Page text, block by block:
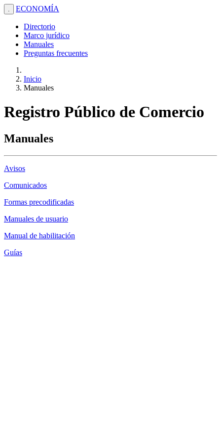
. ECONOMÍA
Directorio
Marco jurídico
Manuales
Preguntas frecuentes
Inicio
Manuales
Registro Público de Comercio
Manuales
Avisos
Comunicados
Formas precodificadas
Manuales de usuario
Manual de habilitación
Guías